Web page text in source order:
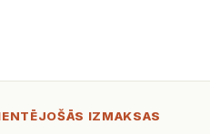
IZMAKSAS